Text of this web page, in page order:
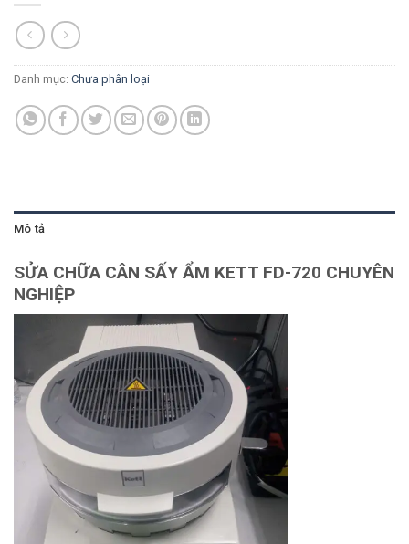
Danh mục: Chưa phân loại
Mô tả
SỬA CHỮA CÂN SẤY ẨM KETT FD-720 CHUYÊN
NGHIỆP